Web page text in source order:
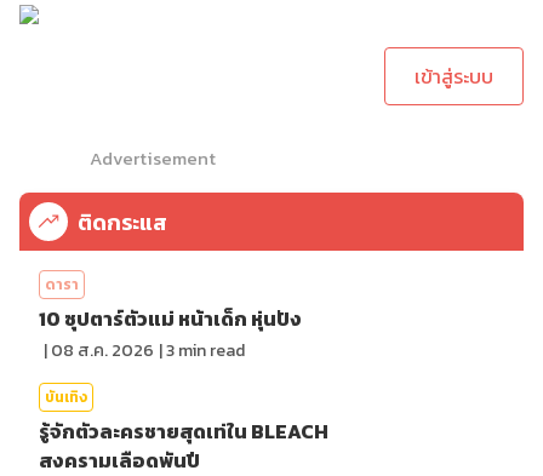
เข้าสู่ระบบ
Advertisement
ติดกระแส
ดารา
10 ซุปตาร์ตัวแม่ หน้าเด็ก หุ่นปัง
|08 ส.ค. 2026 |3min read
บันเทิง
รู้จักตัวละครชายสุดเท่ใน BLEACH
สงครามเลือดพันปี